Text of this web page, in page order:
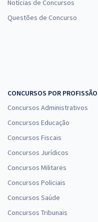
Notícias de Concursos
Questões de Concurso
CONCURSOS POR PROFISSÃO
Concursos Administrativos
Concursos Educação
Concursos Fiscais
Concursos Jurídicos
Concursos Militares
Concursos Policiais
Concursos Saúde
Concursos Tribunais